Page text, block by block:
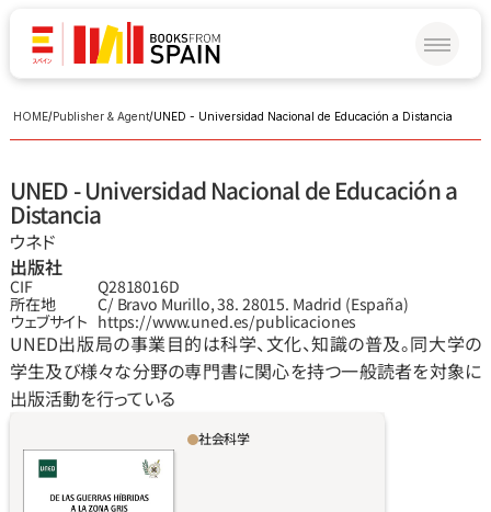
HOME/Publisher & Agent/UNED - Universidad Nacional de Educación a Distancia
UNED - Universidad Nacional de Educación a
Distancia
ウネド
出版社
CIF
Q2818016D
所在地
C/ Bravo Murillo, 38. 28015. Madrid (España)
ウェブサイト https://www.uned.es/publicaciones
UNED出版局の事業目的は科学、文化、知識の普及。同大学の
学生及び様々な分野の専門書に関心を持つ一般読者を対象に
出版活動を行っている
グレーゾーンとは、脅威や戦略、ハイブリッド
戦の一種であり、穏健的な修正主義のアクター
（通常は国家）が戦争と同じような目的（だが実
社会科学